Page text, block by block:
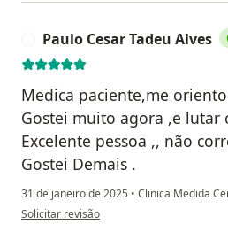
Paulo Cesar Tadeu Alves
Medica paciente,me
Gostei muito agora ,e lutar
Excelente pessoa ,, não
Gostei Demais .
31 de janeiro de 2025 • Clinica Medida
na opinião do utilizador Paulo Cesar Tadeu
Solicitar revisão